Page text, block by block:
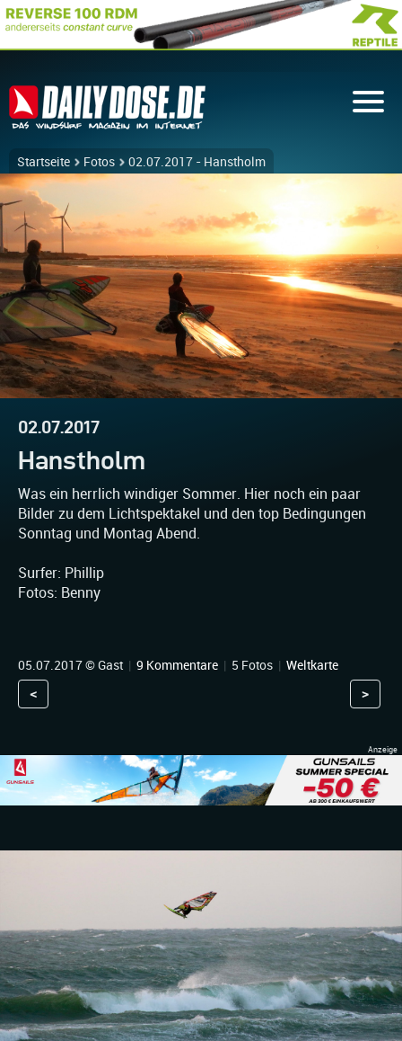
Startseite Fotos 02.07.2017 - Hanstholm
02.07.2017
Hanstholm
Was ein herrlich windiger Sommer. Hier noch ein paar
Bilder zu dem Lichtspektakel und den top Bedingungen
Sonntag und Montag Abend.
Surfer: Phillip
Fotos: Benny
05.07.2017 © Gast | 9 Kommentare | 5 Fotos | Weltkarte
< >